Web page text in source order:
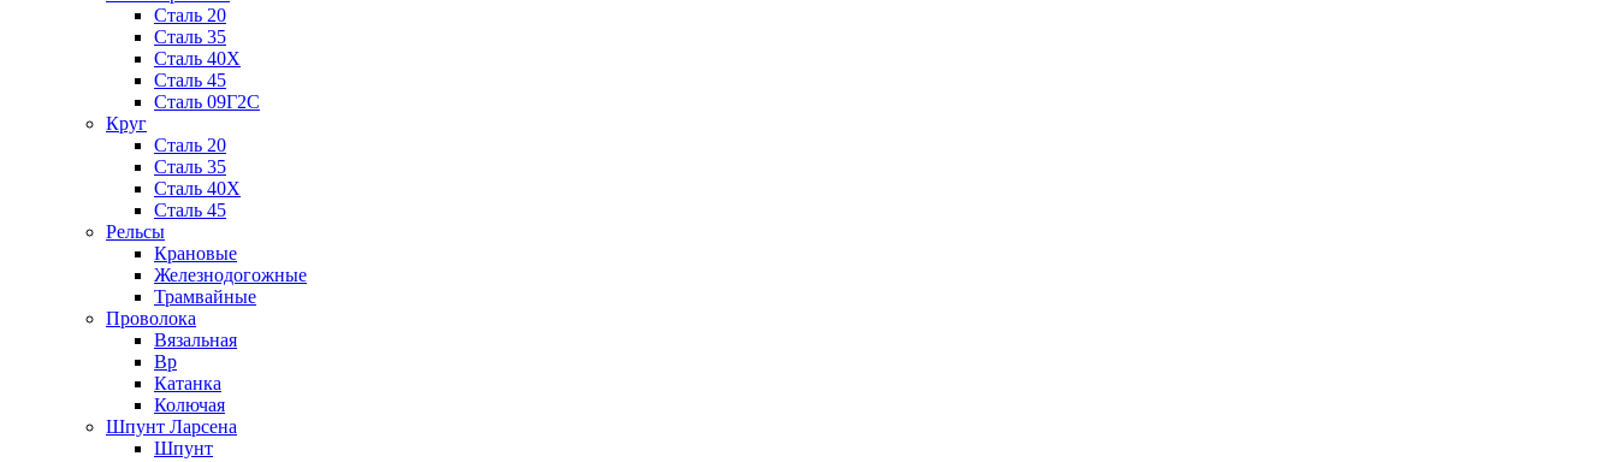
Сталь 20
Сталь 35
Сталь 40Х
Сталь 45
Сталь 09Г2С
Круг
Сталь 20
Сталь 35
Сталь 40Х
Сталь 45
Рельсы
Крановые
Железнодогожные
Трамвайные
Проволока
Вязальная
Вр
Катанка
Колючая
Шпунт Ларсена
Шпунт